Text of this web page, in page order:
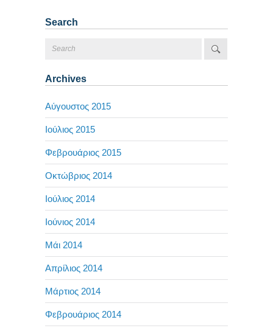
Search
Archives
Αύγουστος 2015
Ιούλιος 2015
Φεβρουάριος 2015
Οκτώβριος 2014
Ιούλιος 2014
Ιούνιος 2014
Μάι 2014
Απρίλιος 2014
Μάρτιος 2014
Φεβρουάριος 2014